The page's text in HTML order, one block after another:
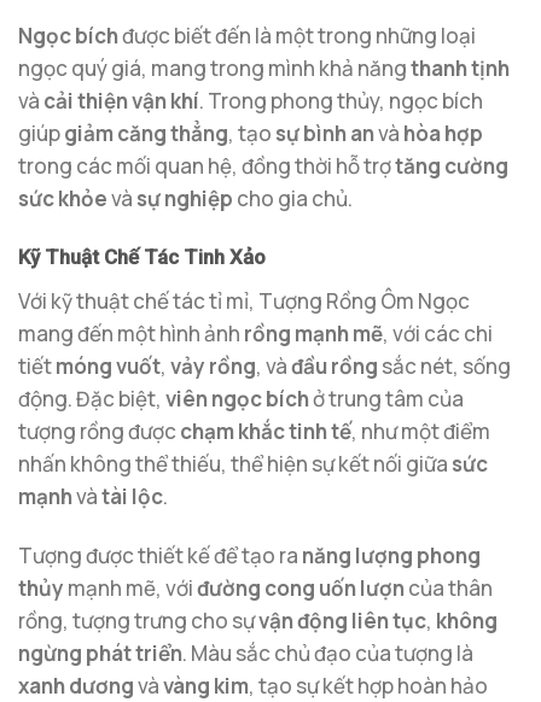
Ngọc bíchđược biết đến là một trong những loại
ngọc quý giá, mang trong mình khả năngthanh tịnh
và cải thiện vận khí. Trong phong thủy, ngọc bích
giúpgiảm căng thẳng, tạo sự bình anvà hòa hợp
trong các mối quan hệ, đồng thời hỗ trợtăng cường
sức khỏevà sự nghiệp cho gia chủ.
Kỹ Thuật Chế Tác Tinh Xảo
Với kỹ thuật chế tác tỉ mỉ, Tượng Rồng Ôm Ngọc
mang đến một hình ảnh rồng mạnh mẽ, với các chi
tiếtmóng vuốt, vảy rồng, vàđầu rồng sắc nét, sống
động. Đặc biệt, viên ngọc bíchở trung tâm của
tượng rồng được chạm khắc tinh tế, như một điểm
nhấn không thể thiếu, thể hiện sự kết nối giữa sức
mạnhvàtài lộc.
Tượng được thiết kế để tạo ra năng lượng phong
thủy mạnh mẽ, vớiđường cong uốn lượncủa thân
rồng, tượng trưng cho sựvận động liên tục, không
ngừng phát triển. Màu sắc chủ đạo của tượng là
xanh dươngvàvàng kim, tạo sự kết hợp hoàn hảo